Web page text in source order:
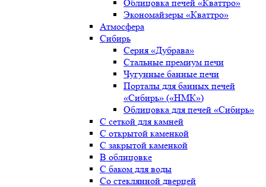
Облицовка печей «Кваттро»
Экономайзеры «Кваттро»
Атмосфера
Сибирь
Серия «Дубрава»
Стальные премиум печи
Чугунные банные печи
Порталы для банных печей
«Сибирь» («НМК»)
Облицовка для печей «Сибирь»
С сеткой для камней
С открытой каменкой
С закрытой каменкой
В облицовке
С баком для воды
Со стеклянной дверцей